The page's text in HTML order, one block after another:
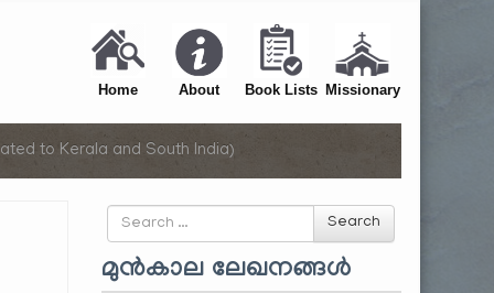
Home About Book Lists Missionary
to Kerala and South India)
Search
for
Search
മുൻകാല ലേഖനങ്ങൾ